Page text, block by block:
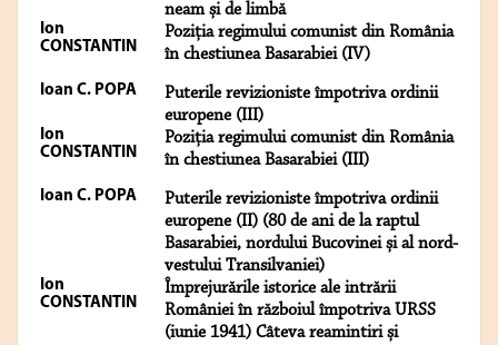
neam și de limbă
Ion
CONSTANTIN
Poziția regimului comunist din România
în chestiunea Basarabiei (IV)
Ioan C. POPA
Puterile revizioniste împotriva ordinii
europene (III)
Ion
CONSTANTIN
Poziția regimului comunist din România
în chestiunea Basarabiei (III)
Ioan C. POPA
Puterile revizioniste împotriva ordinii
europene (II) (80 de ani de la raptul
Basarabiei, nordului Bucovinei și al nord-
vestului Transilvaniei)
Ion
CONSTANTIN
Împrejurările istorice ale intrării
României în războiul împotriva URSS
(iunie 1941) Câteva reamintiri și